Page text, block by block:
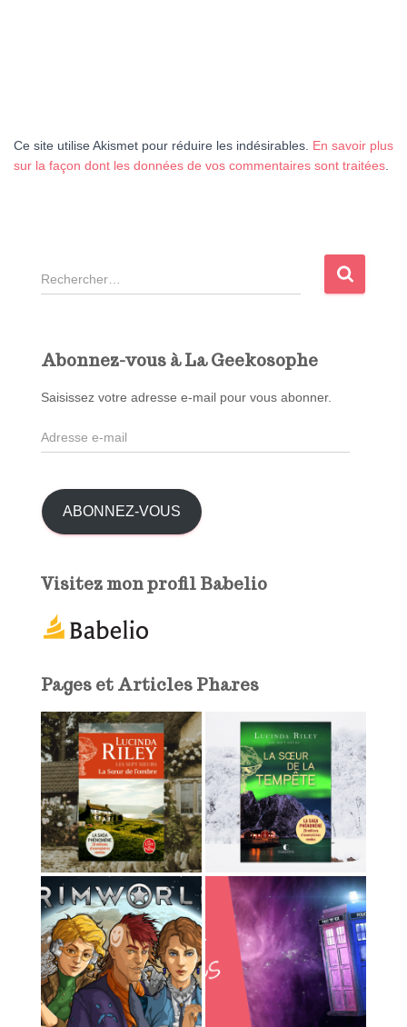
Ce site utilise Akismet pour réduire les indésirables. En savoir plus
sur la façon dont les données de vos commentaires sont traitées
R
e
c
e
r
Abonnez-vous à La Geekosophe
Saisissez votre adresse e-mail pour vous abonner.
A
d
s
s
a
ABONNEZ-VOUS
Visitez mon profil Babelio
Pages et Articles Phares